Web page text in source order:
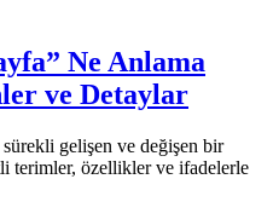
Ne Anlama
ve Detaylar
gelişen ve değişen bir
terimler, özellikler ve ifadelerle